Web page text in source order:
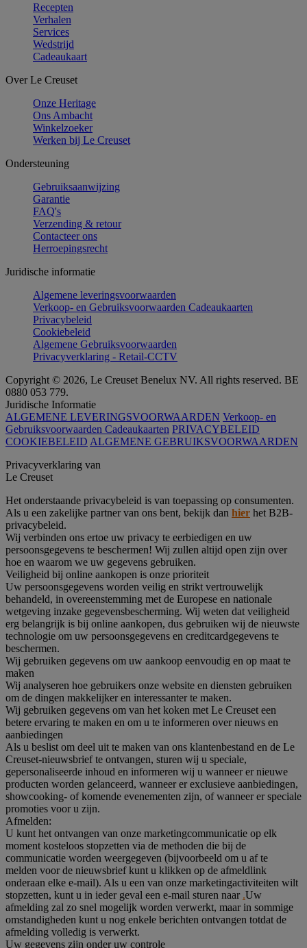
Recepten
Verhalen
Services
Wedstrijd
Cadeaukaart
Over Le Creuset
Onze Heritage
Ons Ambacht
Winkelzoeker
Werken bij Le Creuset
Ondersteuning
Gebruiksaanwijzing
Garantie
FAQ's
Verzending & retour
Contacteer ons
Herroepingsrecht
Juridische informatie
Algemene leveringsvoorwaarden
Verkoop- en Gebruiksvoorwaarden Cadeaukaarten
Privacybeleid
Cookiebeleid
Algemene Gebruiksvoorwaarden
Privacyverklaring - Retail-CCTV
Copyright © 2026, Le Creuset Benelux NV. All rights reserved. BE
0880 053 779.
Juridische Informatie
ALGEMENE LEVERINGSVOORWAARDEN Verkoop- en
Gebruiksvoorwaarden Cadeaukaarten PRIVACYBELEID
COOKIEBELEID ALGEMENE GEBRUIKSVOORWAARDEN
Privacyverklaring van
Le Creuset
Het onderstaande privacybeleid is van toepassing op consumenten.
Als u een zakelijke partner van ons bent, bekijk dan hier het B2B-
privacybeleid.
Wij verbinden ons ertoe uw privacy te eerbiedigen en uw
persoonsgegevens te beschermen! Wij zullen altijd open zijn over
hoe en waarom we uw gegevens gebruiken.
Veiligheid bij online aankopen is onze prioriteit
Uw persoonsgegevens worden veilig en strikt vertrouwelijk
behandeld, in overeenstemming met de Europese en nationale
wetgeving inzake gegevensbescherming. Wij weten dat veiligheid
erg belangrijk is bij online aankopen, dus gebruiken wij de nieuwste
technologie om uw persoonsgegevens en creditcardgegevens te
beschermen.
Wij gebruiken gegevens om uw aankoop eenvoudig en op maat te
maken
Wij analyseren hoe gebruikers onze website en diensten gebruiken
om de dingen makkelijker en interessanter te maken.
Wij gebruiken gegevens om van het koken met Le Creuset een
betere ervaring te maken en om u te informeren over nieuws en
aanbiedingen
Als u beslist om deel uit te maken van ons klantenbestand en de Le
Creuset-nieuwsbrief te ontvangen, sturen wij u speciale,
gepersonaliseerde inhoud en informeren wij u wanneer er nieuwe
producten worden gelanceerd, wanneer er exclusieve aanbiedingen,
showcooking- of komende evenementen zijn, of wanneer er speciale
promoties voor u zijn.
Afmelden:
U kunt het ontvangen van onze marketingcommunicatie op elk
moment kosteloos stopzetten via de methoden die bij de
communicatie worden weergegeven (bijvoorbeeld om u af te
melden voor de nieuwsbrief kunt u klikken op de afmeldlink
onderaan elke e-mail). Als u een van onze marketingactiviteiten wilt
stopzetten, kunt u in ieder geval een e-mail sturen naar .Uw
afmelding zal zo snel mogelijk worden verwerkt, maar in sommige
omstandigheden kunt u nog enkele berichten ontvangen totdat de
afmelding volledig is verwerkt.
Uw gegevens zijn onder uw controle